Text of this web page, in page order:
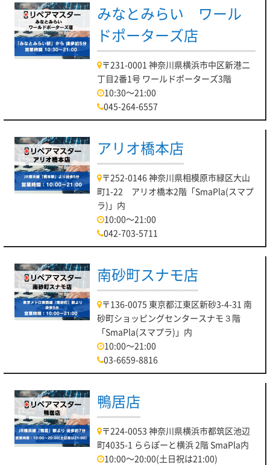
みなとみらい ワール
ドポーターズ店
〒231-0001 神奈川県横浜市中区新港二
丁目2番1号 ワールドポーターズ3階
10:30～21:00
045-264-6557
アリオ橋本店
〒252-0146 神奈川県相模原市緑区大山
町1-22 アリオ橋本2階「SmaPla(スマプ
ラ)」内
10:00～21:00
042-703-5711
南砂町スナモ店
〒136-0075 東京都江東区新砂3-4-31 南
砂町ショッピングセンタースナモ３階
「SmaPla(スマプラ)」内
10:00～21:00
03-6659-8816
鴨居店
〒224-0053 神奈川県横浜市都筑区池辺
町4035-1 ららぽーと横浜 2階 SmaPla内
10:00～20:00(土日祝は21:00)